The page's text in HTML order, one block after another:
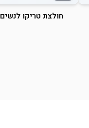
חולצת טריקו לנשים